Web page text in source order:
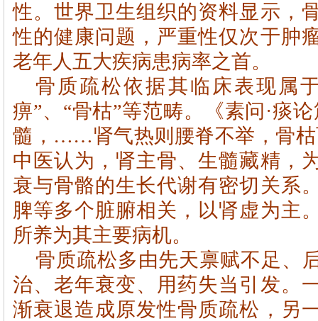
性。世界卫生组织的资料显示，
性的健康问题，严重性仅次于肿
老年人五大疾病患病率之首。
骨质疏松依据其临床表现属
痹”、“骨枯”等范畴。《素问·痰
髓，……肾气热则腰脊不举，骨枯
中医认为，肾主骨、生髓藏精，
衰与骨骼的生长代谢有密切关系
脾等多个脏腑相关，以肾虚为主
所养为其主要病机。
骨质疏松多由先天禀赋不足、
治、老年衰变、用药失当引发。
渐衰退造成原发性骨质疏松，另